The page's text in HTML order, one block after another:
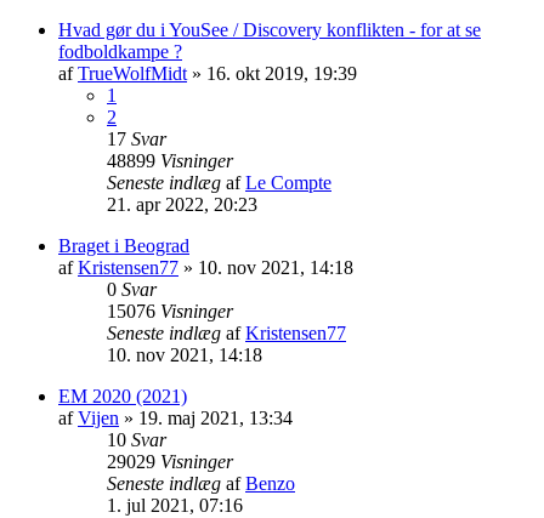
Hvad gør du i YouSee / Discovery konflikten - for at se
fodboldkampe ?
afTrueWolfMidt » 16. okt 2019, 19:39
1
2
17 Svar
48899 Visninger
Seneste indlæg afLe Compte
21. apr 2022, 20:23
Braget i Beograd
afKristensen77 » 10. nov 2021, 14:18
0 Svar
15076 Visninger
Seneste indlæg afKristensen77
10. nov 2021, 14:18
EM 2020 (2021)
afVijen » 19. maj 2021, 13:34
10 Svar
29029 Visninger
Seneste indlæg afBenzo
1. jul 2021, 07:16